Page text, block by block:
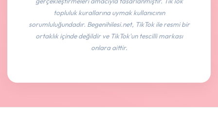
topluluk kurallarına uymak kullanıcının
sorumluluğundadır. Begenihilesi.net, TikTok ile resmi bir
ortaklık içinde değildir ve TikTok'un tescilli markası
onlara aittir.